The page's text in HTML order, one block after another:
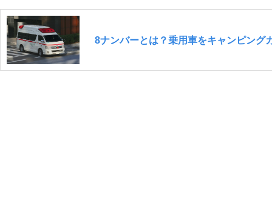
8ナンバーとは？乗用車をキャンピング